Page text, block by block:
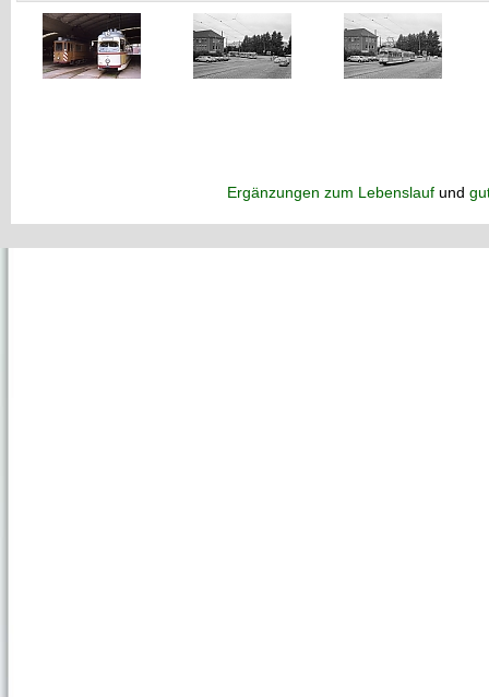
Ergänzungen zum Lebenslaufund